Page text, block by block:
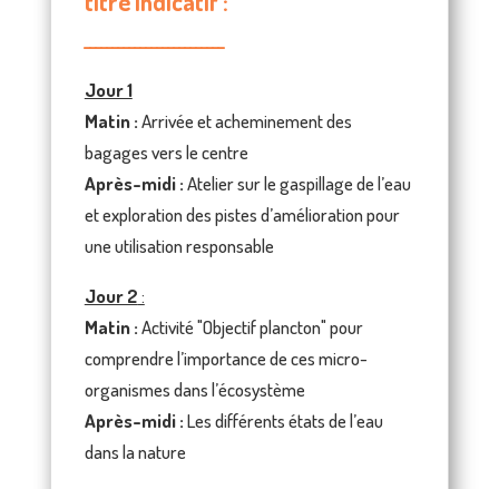
Jour 1
Matin :Arrivée et acheminement des
bagages vers le centre
Après-midi :Atelier sur le gaspillage de l’eau
et exploration des pistes d’amélioration pour
une utilisation responsable
Jour 2:
Matin :Activité "Objectif plancton" pour
comprendre l’importance de ces micro-
organismes dans l’écosystème
Après-midi :Les différents états de l’eau
dans la nature